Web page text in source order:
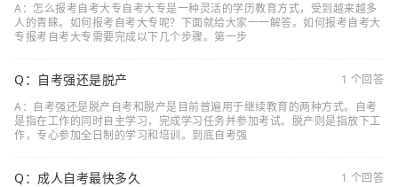
A：怎么报考自考大专自考大专是一种灵活的学历教育方式，受到越来越多
人的青睐。如何报考自考大专呢？下面就给大家一一解答。如何报考自考大
专报考自考大专需要完成以下几个步骤。第一步
Q：自考强还是脱产
1 个回答
A：自考强还是脱产自考和脱产是目前普遍用于继续教育的两种方式。自考
是指在工作的同时自主学习，完成学习任务并参加考试。脱产则是指放下工
作，专心参加全日制的学习和培训。到底自考强
Q：成人自考最快多久
1 个回答